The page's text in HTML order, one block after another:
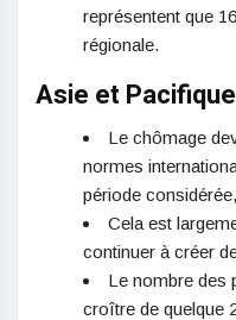
représentent que
régionale.
Asie et Pacifique
Le chômage
normes
période
Cela est
continuer à créer
Le nombre des
croître de quelque